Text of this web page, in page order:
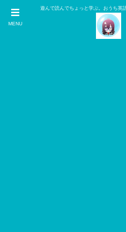
MENU
遊んで読んでちょっと学ぶ。おうち英